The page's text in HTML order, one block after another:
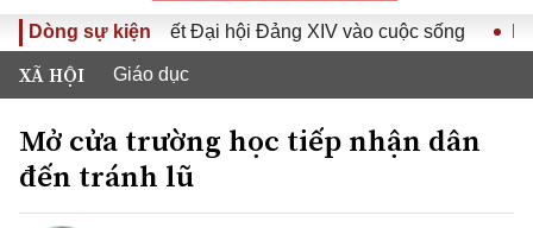
Dòng sự kiện
quyết Đại hội Đảng XIV vào cuộc sống Hướng tới
XÃ HỘI Giáo dục
Mở cửa trường học tiếp nhận dân
đến tránh lũ